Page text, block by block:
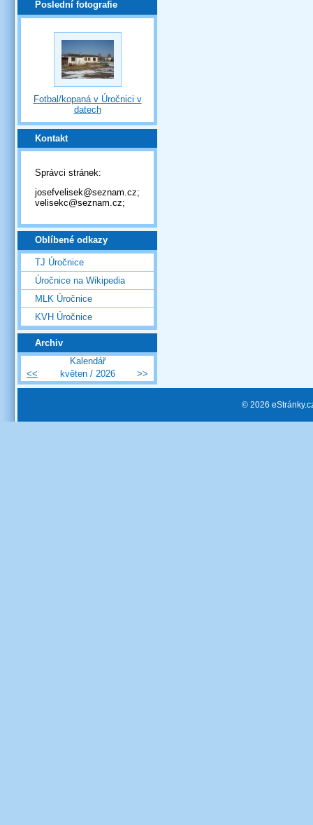
Poslední fotografie
Fotbal/kopaná v Úročnici v
datech
Kontakt
Správci stránek:
josefvelisek@seznam.cz;
velisekc@seznam.cz;
Oblíbené odkazy
TJ Úročnice
Úročnice na Wikipedia
MLK Úročnice
KVH Úročnice
Archiv
Kalendář
<<
květen / 2026 >>
© 2026